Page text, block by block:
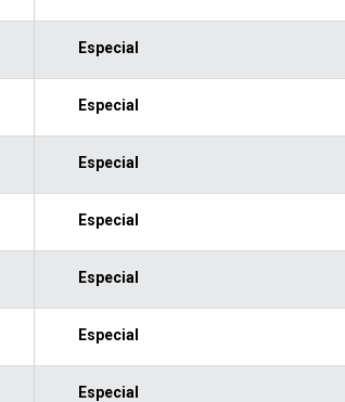
Especial
Especial
Especial
Especial
Especial
Especial
Especial